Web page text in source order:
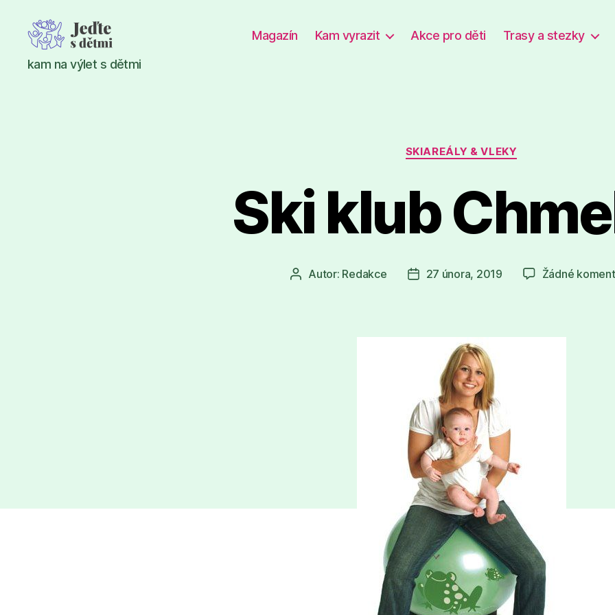
Jeďte
s
kam na výlet s dětmi
Magazín Kam vyrazit Akce pro děti Trasy a stezky
Rubriky
SKIAREÁLY & VLEKY
Ski klub
AutorAutor: Redakce
Datum
27 února, 2019 Žádné